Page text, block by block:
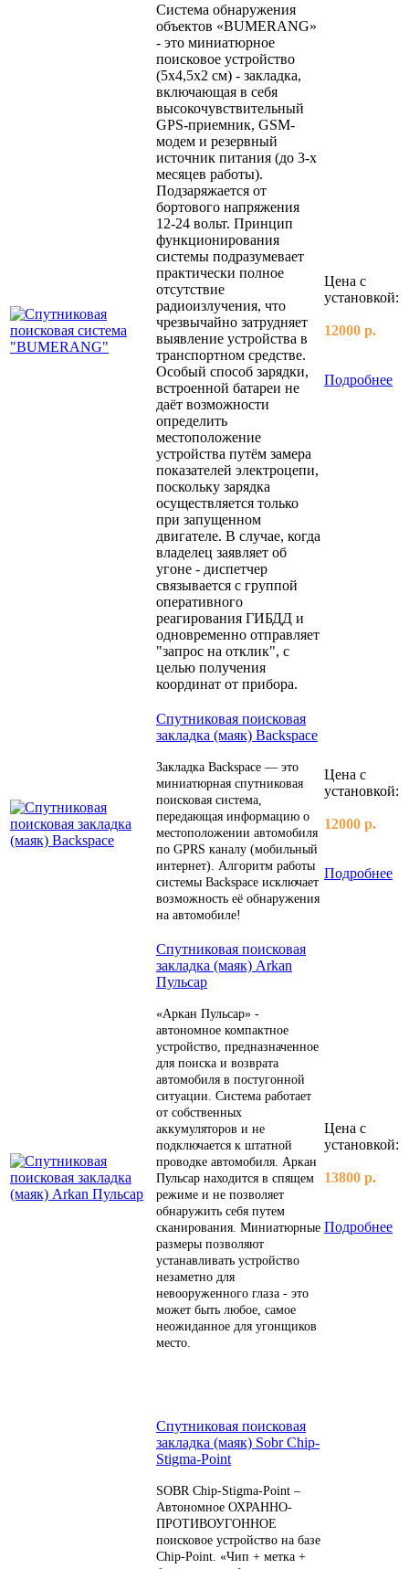
Система обнаружения
объектов «BUMERANG»
- это миниатюрное
поисковое устройство
(5х4,5х2 см) - закладка,
включающая в себя
высокочувствительный
GPS-приемник, GSM-
модем и резервный
источник питания (до 3-х
месяцев работы).
Подзаряжается от
бортового напряжения
12-24 вольт. Принцип
функционирования
системы подразумевает
практически полное
отсутствие
радиоизлучения, что
чрезвычайно затрудняет
выявление устройства в
транспортном средстве.
Особый способ зарядки,
встроенной батареи не
даёт возможности
определить
местоположение
устройства путём замера
показателей электроцепи,
поскольку зарядка
осуществляется только
при запущенном
двигателе. В случае, когда
владелец заявляет об
угоне - диспетчер
связывается с группой
оперативного
реагирования ГИБДД и
одновременно отправляет
"запрос на отклик", с
целью получения
координат от прибора.
Цена с
установкой:
12000 р.
Подробнее
Спутниковая поисковая
закладка (маяк) Backspace
Закладка Backspace — это
миниатюрная спутниковая
поисковая система,
передающая информацию о
местоположении автомобиля
по GPRS каналу (мобильный
интернет). Алгоритм работы
системы Backspace исключает
возможность её обнаружения
на автомобиле!
Цена с
установкой:
12000 р.
Подробнее
Спутниковая поисковая
закладка (маяк) Arkan
Пульсар
«Аркан Пульсар» -
автономное компактное
устройство, предназначенное
для поиска и возврата
автомобиля в постугонной
ситуации. Система работает
от собственных
аккумуляторов и не
подключается к штатной
проводке автомобиля. Аркан
Пульсар находится в спящем
режиме и не позволяет
обнаружить себя путем
сканирования. Миниатюрные
размеры позволяют
устанавливать устройство
незаметно для
невооруженного глаза - это
может быть любое, самое
неожиданное для угонщиков
место.
Цена с
установкой:
13800 р.
Подробнее
Спутниковая поисковая
закладка (маяк) Sobr Chip-
Stigma-Point
SOBR Chip-Stigma-Point –
Автономное ОХРАННО-
ПРОТИВОУГОННОЕ
поисковое устройство на базе
Chip-Point. «Чип + метка +